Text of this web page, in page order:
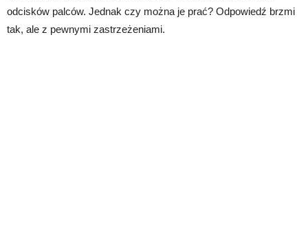
odcisków palców. Jednak czy można je prać? Odpowiedź brzmi
tak, ale z pewnymi zastrzeżeniami.